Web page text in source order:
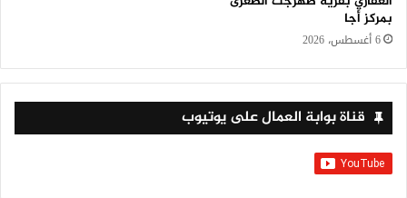
بمركز أجا
6 أغسطس، 2026
قناة بوابة العمال على يوتيوب